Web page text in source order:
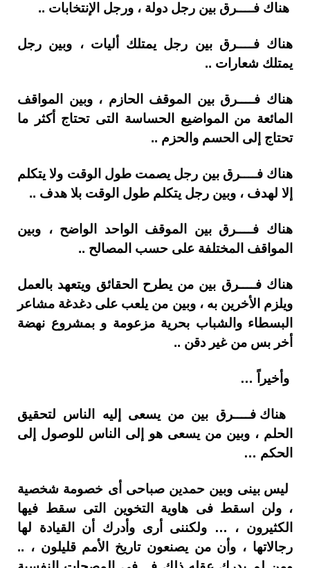
هناك فــــرق بين رجل دولة ، ورجل الإنتخابات ..
هناك فــــرق بين رجل يمتلك أليات ، وبين رجل
يمتلك شعارات ..
هناك فــــرق بين الموقف الحازم ، وبين المواقف
المائعة من المواضيع الحساسة التى تحتاج أكثر ما
تحتاج إلى الحسم والحزم ..
هناك فــــرق بين رجل يصمت طول الوقت ولا يتكلم
إلا لهدف ، وبين رجل يتكلم طول الوقت بلا هدف ..
هناك فــــرق بين الموقف الواحد الواضح ، وبين
المواقف المختلفة على حسب المصالح ..
هناك فــــرق بين من يطرح الحقائق ويتعهد بالعمل
ويلزم الأخرين به ، وبين من يلعب على دغدغة مشاعر
البسطاء والشباب بحرية مزعومة و بمشروع نهضة
أخر بس من غير دقن ..
وأخيراً …
هناك فــــرق بين من يسعى إليه الناس لتحقيق
الحلم ، وبين من يسعى هو إلى الناس للوصول إلى
الحكم …
ليس بينى وبين حمدين صباحى أى خصومة شخصية
، ولن اسقط فى هاوية التخوين التى سقط فيها
الكثيرون ، … ولكننى أرى وأدرك أن القيادة لها
رجالاتها ، وأن من يصنعون تاريخ الأمم قليلون ، ..